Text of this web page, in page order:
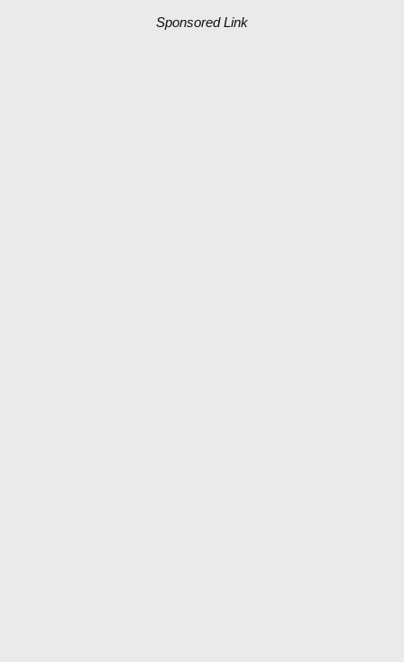
Sponsored Link